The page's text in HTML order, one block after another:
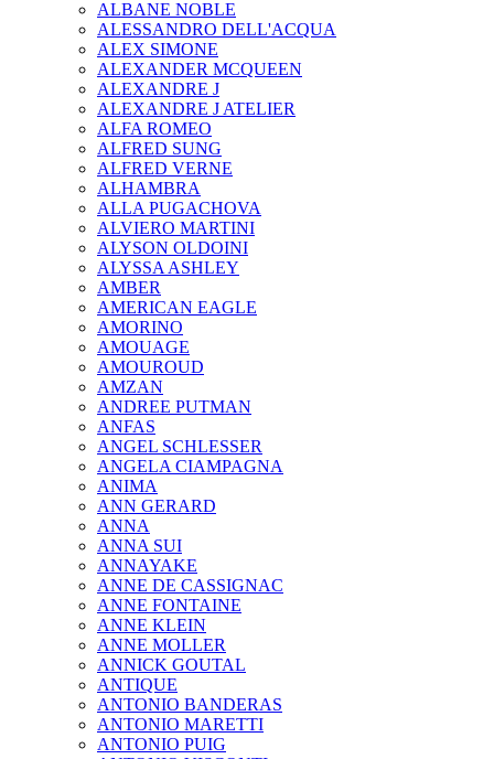
ALBANE NOBLE
ALESSANDRO DELL'ACQUA
ALEX SIMONE
ALEXANDER MCQUEEN
ALEXANDRE J
ALEXANDRE J ATELIER
ALFA ROMEO
ALFRED SUNG
ALFRED VERNE
ALHAMBRA
ALLA PUGACHOVA
ALVIERO MARTINI
ALYSON OLDOINI
ALYSSA ASHLEY
AMBER
AMERICAN EAGLE
AMORINO
AMOUAGE
AMOUROUD
AMZAN
ANDREE PUTMAN
ANFAS
ANGEL SCHLESSER
ANGELA CIAMPAGNA
ANIMA
ANN GERARD
ANNA
ANNA SUI
ANNAYAKE
ANNE DE CASSIGNAC
ANNE FONTAINE
ANNE KLEIN
ANNE MOLLER
ANNICK GOUTAL
ANTIQUE
ANTONIO BANDERAS
ANTONIO MARETTI
ANTONIO PUIG